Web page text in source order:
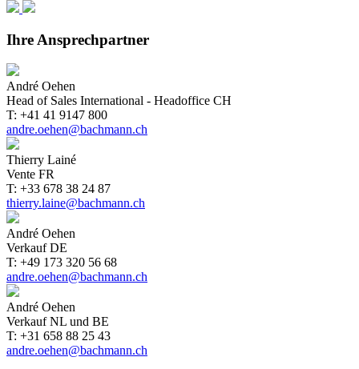
Ihre Ansprechpartner
André Oehen
Head of Sales International - Headoffice CH
T: +41 41 9147 800
andre.oehen@bachmann.ch
Thierry Lainé
Vente FR
T: +33 678 38 24 87
thierry.laine@bachmann.ch
André Oehen
Verkauf DE
T: +49 173 320 56 68
andre.oehen@bachmann.ch
André Oehen
Verkauf NL und BE
T: +31 658 88 25 43
andre.oehen@bachmann.ch